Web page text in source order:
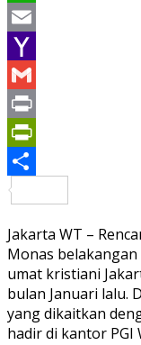
WhatsApp
Email
Yahoo
Mail
Gmail
Print
PrintFriendly
Jakarta WT –
Monas
umat kristiani
bulan Januari lalu.
yang dikaitkan
hadir di kantor PGI